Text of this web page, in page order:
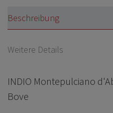
Beschreibung
Weitere Details
INDIO Montepulciano
Bove